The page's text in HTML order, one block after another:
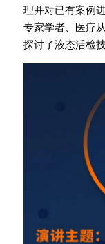
理并对已有案例
专家学者、医疗
探讨了液态活检